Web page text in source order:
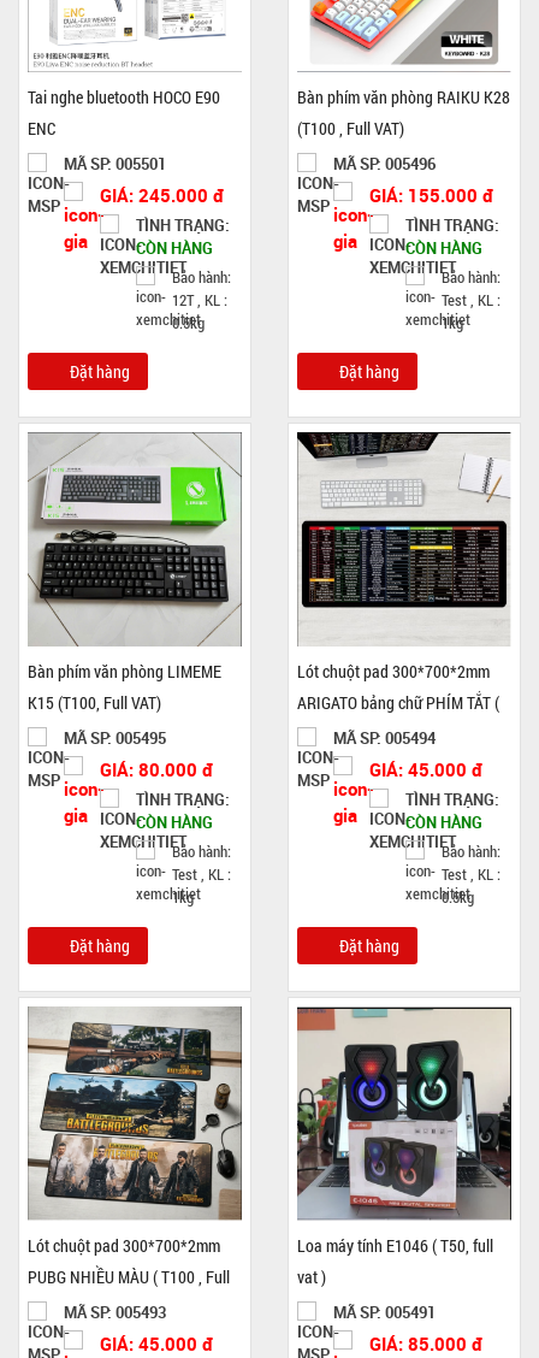
Tai nghe bluetooth HOCO E90
ENC
MÃ SP: 005501
GIÁ: 245.000 đ
TÌNH TRẠNG:
CÒN HÀNG
Bảo hành:
12T , KL :
0.5kg
Đặt hàng
Bàn phím văn phòng RAIKU K28
(T100 , Full VAT)
MÃ SP: 005496
GIÁ: 155.000 đ
TÌNH TRẠNG:
CÒN HÀNG
Bảo hành:
Test , KL :
1kg
Đặt hàng
Bàn phím văn phòng LIMEME
K15 (T100, Full VAT)
MÃ SP: 005495
GIÁ: 80.000 đ
TÌNH TRẠNG:
CÒN HÀNG
Bảo hành:
Test , KL :
1kg
Đặt hàng
Lót chuột pad 300*700*2mm
ARIGATO bảng chữ PHÍM TẮT (
T100 , Full VAT )
MÃ SP: 005494
GIÁ: 45.000 đ
TÌNH TRẠNG:
CÒN HÀNG
Bảo hành:
Test , KL :
0.5kg
Đặt hàng
Lót chuột pad 300*700*2mm
PUBG NHIỀU MÀU ( T100 , Full
VAT )
MÃ SP: 005493
GIÁ: 45.000 đ
Loa máy tính E1046 ( T50, full
vat )
MÃ SP: 005491
GIÁ: 85.000 đ